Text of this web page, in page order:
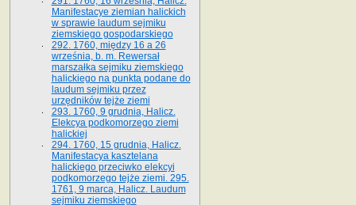
Manifestacye ziemian halickich
w sprawie laudum sejmiku
ziemskiego gospodarskiego
292. 1760, między 16 a 26
września, b. m. Rewersał
marszałka sejmiku ziemskiego
halickiego na punkta podane do
laudum sejmiku przez
urzędników tejże ziemi
293. 1760, 9 grudnia, Halicz.
Elekcya podkomorzego ziemi
halickiej
294. 1760, 15 grudnia, Halicz.
Manifestacya kasztelana
halickiego przeciwko elekcyi
podkomorzego tejże ziemi. 295.
1761, 9 marca, Halicz. Laudum
sejmiku ziemskiego